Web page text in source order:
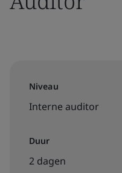
Niveau
Interne auditor
Duur
2 dagen